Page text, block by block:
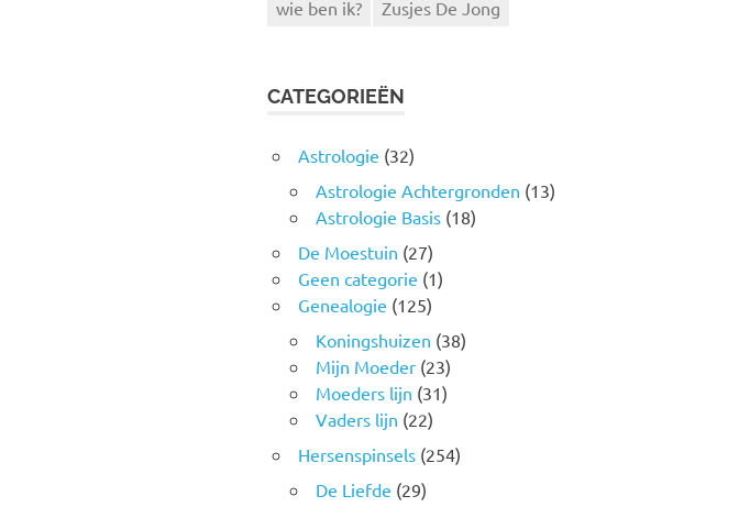
wie ben ik?
Zusjes De Jong
CATEGORIEËN
Astrologie (32)
Astrologie Achtergronden (13)
Astrologie Basis (18)
De Moestuin (27)
Geen categorie (1)
Genealogie (125)
Koningshuizen (38)
Mijn Moeder (23)
Moeders lijn (31)
Vaders lijn (22)
Hersenspinsels (254)
De Liefde (29)